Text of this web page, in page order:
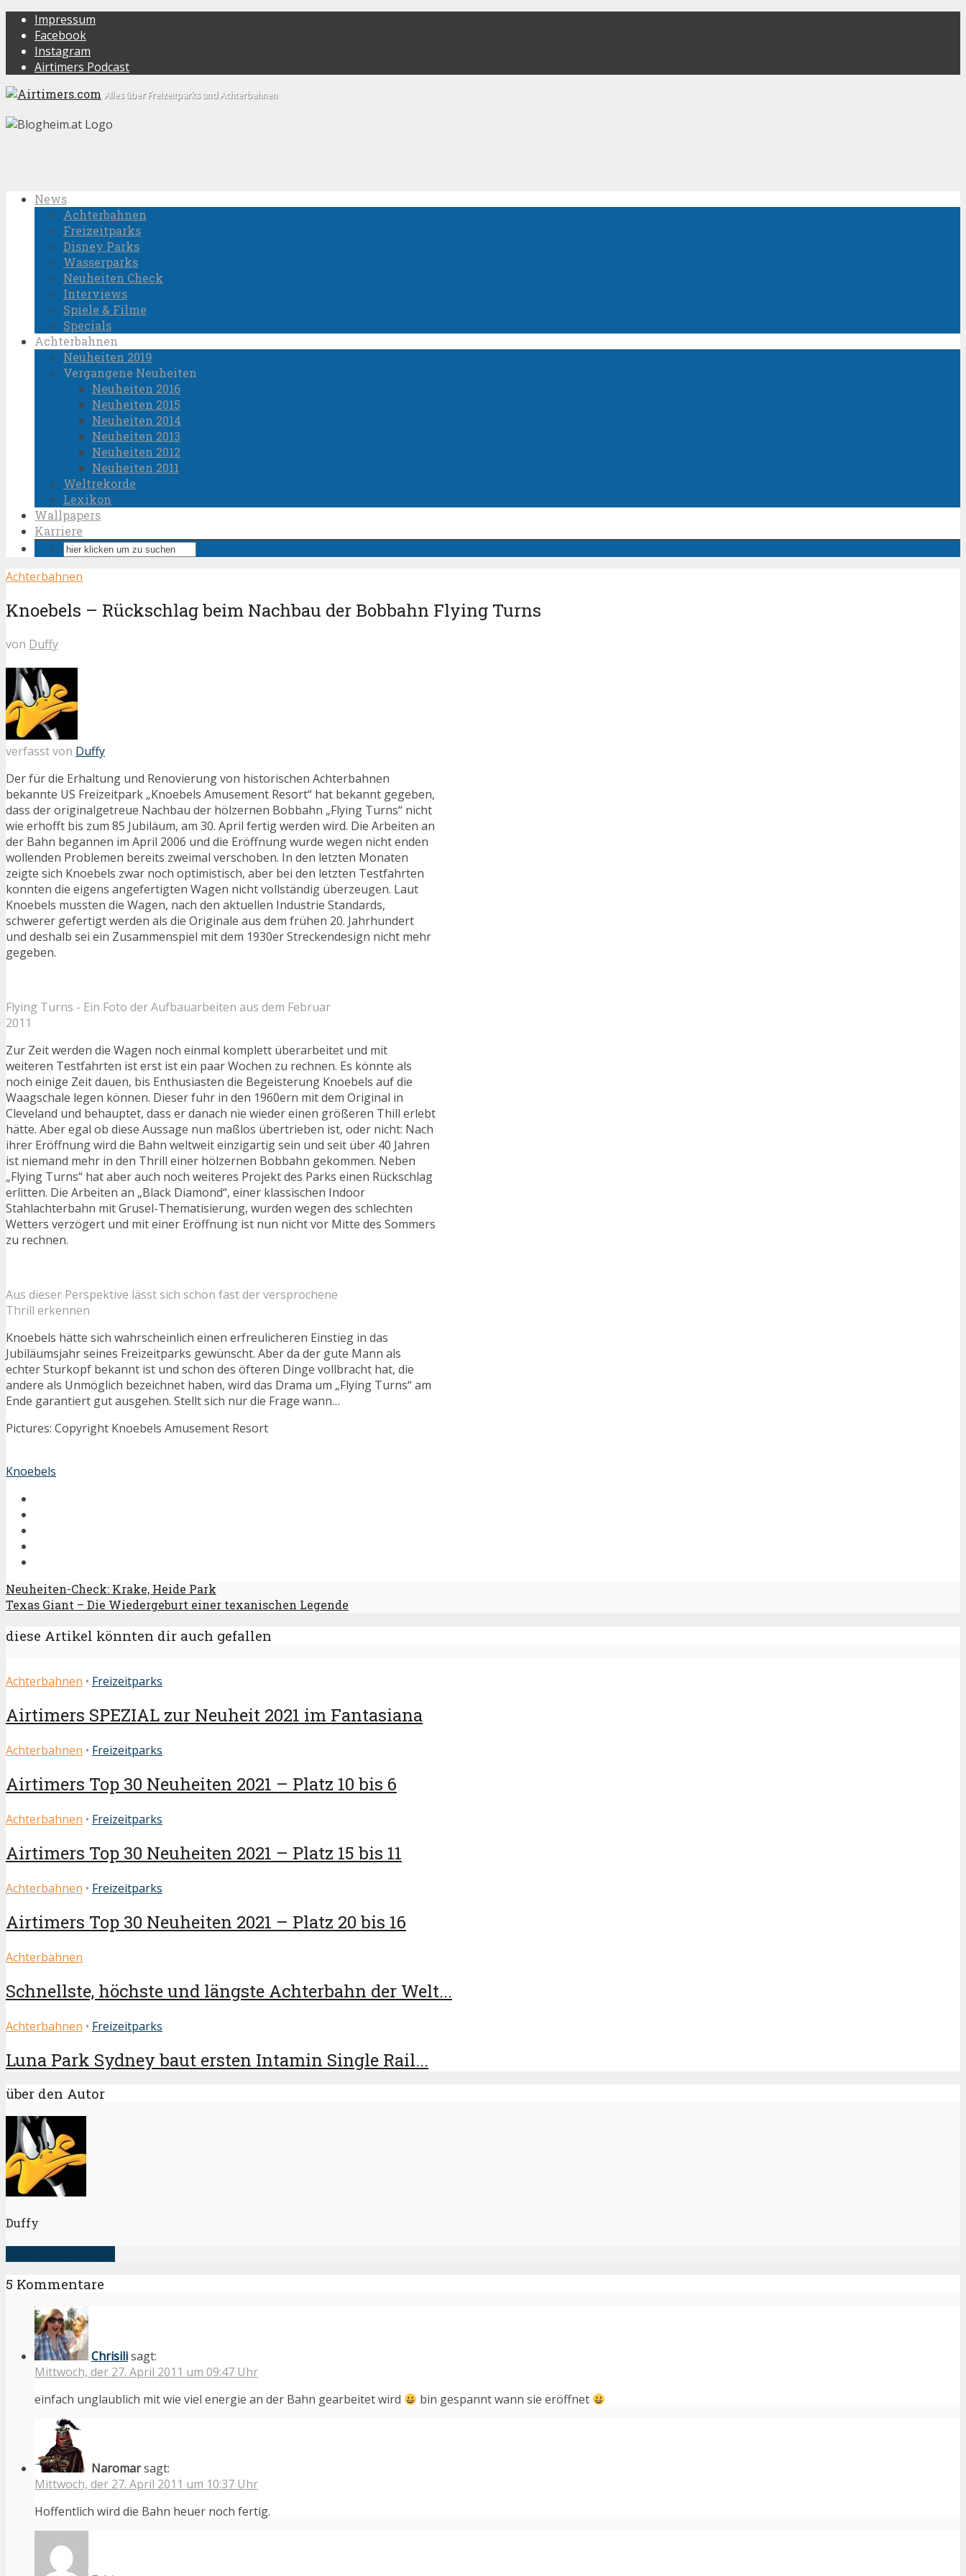
Impressum
Facebook
Instagram
Airtimers Podcast
Alles über Freizeitparks und Achterbahnen
News
Achterbahnen
Freizeitparks
Disney Parks
Wasserparks
Neuheiten Check
Interviews
Spiele & Filme
Specials
Achterbahnen
Neuheiten 2019
Vergangene Neuheiten
Neuheiten 2016
Neuheiten 2015
Neuheiten 2014
Neuheiten 2013
Neuheiten 2012
Neuheiten 2011
Weltrekorde
Lexikon
Wallpapers
Karriere
Achterbahnen
Knoebels – Rückschlag beim Nachbau der Bobbahn Flying Turns
von Duffy
verfasst von Duffy
Der für die Erhaltung und Renovierung von historischen Achterbahnen
bekannte US Freizeitpark „Knoebels Amusement Resort“ hat bekannt gegeben,
dass der originalgetreue Nachbau der hölzernen Bobbahn „Flying Turns“ nicht
wie erhofft bis zum 85 Jubiläum, am 30. April fertig werden wird. Die Arbeiten an
der Bahn begannen im April 2006 und die Eröffnung wurde wegen nicht enden
wollenden Problemen bereits zweimal verschoben. In den letzten Monaten
zeigte sich Knoebels zwar noch optimistisch, aber bei den letzten Testfahrten
konnten die eigens angefertigten Wagen nicht vollständig überzeugen. Laut
Knoebels mussten die Wagen, nach den aktuellen Industrie Standards,
schwerer gefertigt werden als die Originale aus dem frühen 20. Jahrhundert
und deshalb sei ein Zusammenspiel mit dem 1930er Streckendesign nicht mehr
gegeben.
Flying Turns - Ein Foto der Aufbauarbeiten aus dem Februar
2011
Zur Zeit werden die Wagen noch einmal komplett überarbeitet und mit
weiteren Testfahrten ist erst ist ein paar Wochen zu rechnen. Es könnte als
noch einige Zeit dauen, bis Enthusiasten die Begeisterung Knoebels auf die
Waagschale legen können. Dieser fuhr in den 1960ern mit dem Original in
Cleveland und behauptet, dass er danach nie wieder einen größeren Thill erlebt
hätte. Aber egal ob diese Aussage nun maßlos übertrieben ist, oder nicht: Nach
ihrer Eröffnung wird die Bahn weltweit einzigartig sein und seit über 40 Jahren
ist niemand mehr in den Thrill einer hölzernen Bobbahn gekommen. Neben
„Flying Turns“ hat aber auch noch weiteres Projekt des Parks einen Rückschlag
erlitten. Die Arbeiten an „Black Diamond“, einer klassischen Indoor
Stahlachterbahn mit Grusel-Thematisierung, wurden wegen des schlechten
Wetters verzögert und mit einer Eröffnung ist nun nicht vor Mitte des Sommers
zu rechnen.
Aus dieser Perspektive lässt sich schon fast der versprochene
Thrill erkennen
Knoebels hätte sich wahrscheinlich einen erfreulicheren Einstieg in das
Jubiläumsjahr seines Freizeitparks gewünscht. Aber da der gute Mann als
echter Sturkopf bekannt ist und schon des öfteren Dinge vollbracht hat, die
andere als Unmöglich bezeichnet haben, wird das Drama um „Flying Turns“ am
Ende garantiert gut ausgehen. Stellt sich nur die Frage wann…
Pictures: Copyright Knoebels Amusement Resort
Knoebels
Neuheiten-Check: Krake, Heide Park
Texas Giant – Die Wiedergeburt einer texanischen Legende
diese Artikel könnten dir auch gefallen
Achterbahnen • Freizeitparks
Airtimers SPEZIAL zur Neuheit 2021 im Fantasiana
Achterbahnen • Freizeitparks
Airtimers Top 30 Neuheiten 2021 – Platz 10 bis 6
Achterbahnen • Freizeitparks
Airtimers Top 30 Neuheiten 2021 – Platz 15 bis 11
Achterbahnen • Freizeitparks
Airtimers Top 30 Neuheiten 2021 – Platz 20 bis 16
Achterbahnen
Schnellste, höchste und längste Achterbahn der Welt...
Achterbahnen • Freizeitparks
Luna Park Sydney baut ersten Intamin Single Rail...
über den Autor
Duffy
5 Kommentare
Chrisilisagt:
Mittwoch, der 27. April 2011 um 09:47 Uhr
einfach unglaublich mit wie viel energie an der Bahn gearbeitet wird
bin gespannt wann sie eröffnet
Naromarsagt:
Mittwoch, der 27. April 2011 um 10:37 Uhr
Hoffentlich wird die Bahn heuer noch fertig.